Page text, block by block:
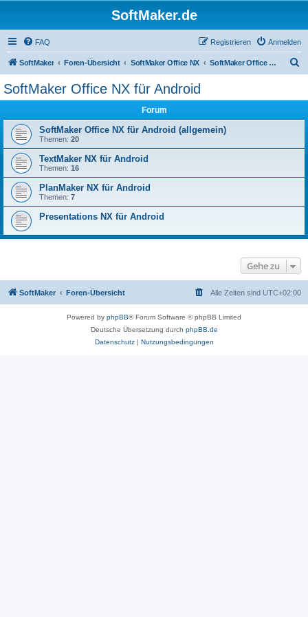
SoftMaker.de
FAQ Anmelden
Registrieren
SoftMaker Foren-Übersicht SoftMaker Office NX SoftMaker Office NX für Android
SoftMaker Office NX für Android
Forum
SoftMaker Office NX für Android (allgemein)
Themen: 20
TextMaker NX für Android
Themen: 16
PlanMaker NX für Android
Themen: 7
Presentations NX für Android
Gehe zu
SoftMaker Foren-Übersicht Alle Zeiten sind UTC+02:00
Powered by phpBB® Forum Software © phpBB Limited
Deutsche Übersetzung durch phpBB.de
Datenschutz| Nutzungsbedingungen